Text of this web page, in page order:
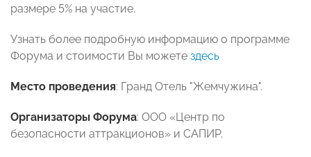
размере 5% на участие.
Узнать более подробную информацию о программе
Форума и стоимости Вы можете здесь
Место проведения: Гранд Отель "Жемчужина".
Организаторы Форума: ООО «Центр по
безопасности аттракционов» и САПИР.